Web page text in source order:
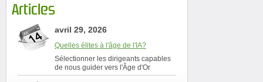
Articles
avril 29, 2026
Quelles élites à l'âge de l'IA?
Sélectionner les dirigeants capables
de nous guider vers l'Âge d'Or